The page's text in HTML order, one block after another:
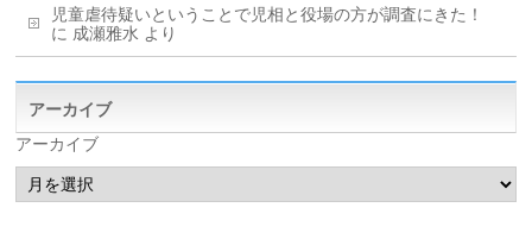
児童虐待疑いということで児相と役場の方が調査にきた！
に 成瀬雅水 より
アーカイブ
アーカイブ